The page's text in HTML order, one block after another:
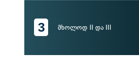
3 მხოლოდ II და III